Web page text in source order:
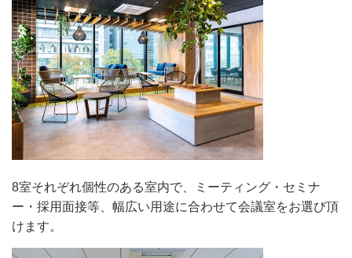
8室それぞれ個性のある室内で、ミーティング・セミナ
ー・採用面接等、幅広い用途に合わせて会議室をお選び頂
けます。